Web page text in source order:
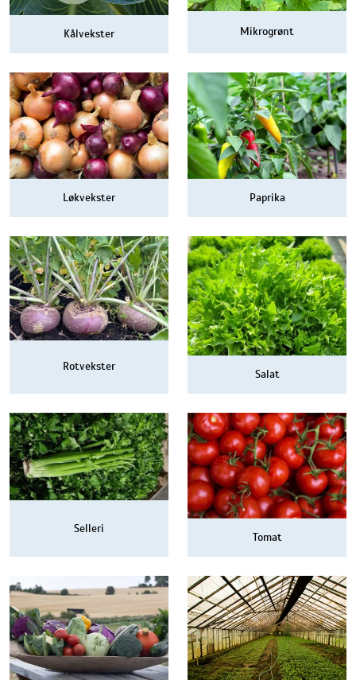
Kålvekster Mikrogrønt
Løkvekster Paprika
Rotvekster
Salat
Selleri
Tomat